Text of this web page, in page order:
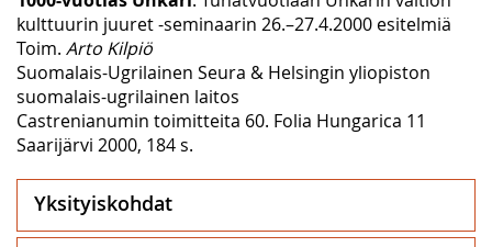
kulttuurin juuret -seminaarin 26.–27.4.2000 esitelmiä
Toim. Arto Kilpiö
Suomalais-Ugrilainen Seura & Helsingin yliopiston
suomalais-ugrilainen laitos
Castrenianumin toimitteita 60. Folia Hungarica 11
Saarijärvi 2000, 184 s.
Yksityiskohdat